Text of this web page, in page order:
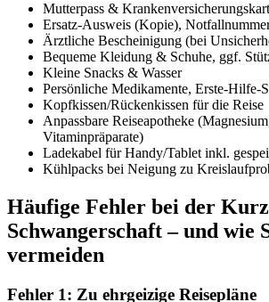
Mutterpass &
Ersatz-Ausweis (Kopie),
Ärztliche Bescheinigung (bei
Bequeme Kleidung & Schuhe, ggf.
Kleine Snacks & Wasser
Persönliche Medikamente, Erste-Hilfe-
Kopfkissen/Rückenkissen für die Reise
Anpassbare Reiseapotheke
Vitaminpräparate)
Ladekabel für Handy/Tablet inkl.
Kühlpacks bei Neigung zu
Häufige Fehler bei der
Schwangerschaft – und wie
vermeiden
Fehler 1: Zu ehrgeizige Reisepläne